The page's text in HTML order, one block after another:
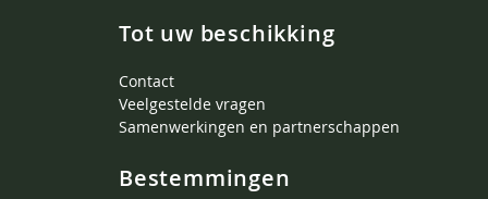
Tot uw beschikking
Contact
Veelgestelde vragen
Samenwerkingen en partnerschappen
Bestemmingen